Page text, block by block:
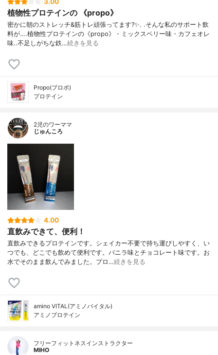
3.00
植物性プロテインの 《propo》
密かに朝のストレッチ&筋トレ頑張ってます?✨. .そんな私のサポート飲
料が….植物性プロテインの《propo》・ミックスベリー味・カフェオレ
味..不足しがちな鉄…続きを見る
Propo(プロポ)
プロテイン
2児のワーママ
じゅんころ
4.00
直飲みできて、便利！
直飲みできるプロテインです。シェイカー不要で持ち運びしやすく、い
つでも、どこでも飲めて便利です。バニラ味とチョコレート味です。お
水でそのまま飲んでみました。プロ…続きを見る
amino VITAL(アミノバイタル)
アミノプロテイン
フリーフィットネスインストラクター
MIHO